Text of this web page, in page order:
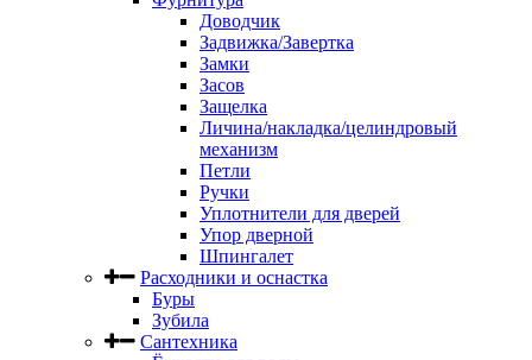
Доводчик
Задвижка/Завертка
Замки
Засов
Защелка
Личина/накладка/целиндровый
механизм
Петли
Ручки
Уплотнители для дверей
Упор дверной
Шпингалет
Расходники и оснастка
Буры
Зубила
Сантехника